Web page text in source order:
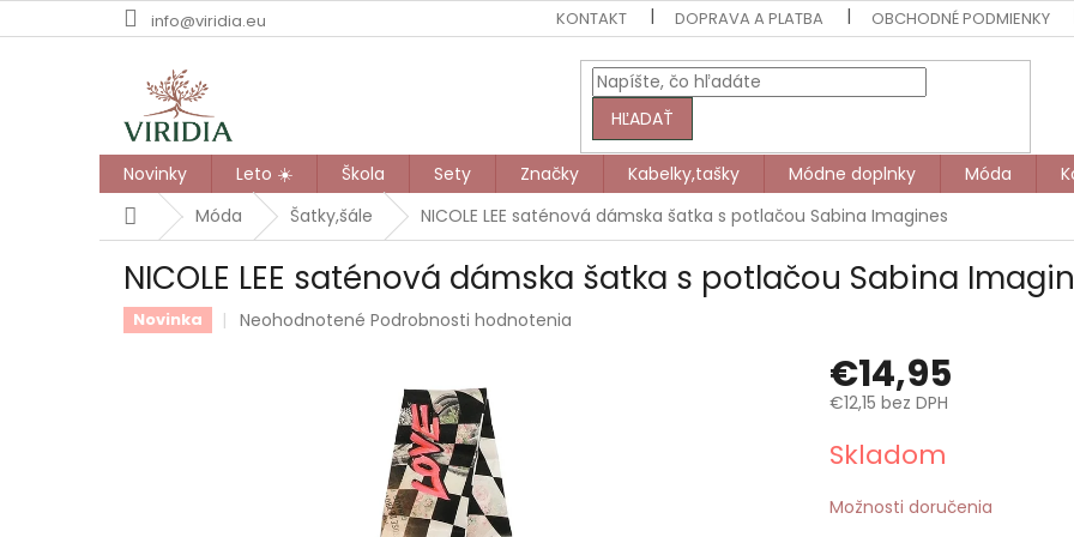
na
info@viridia.eu KONTAKT DOPRAVA A PLATBA OBCHODNÉ PODMIENKY
HĽADAŤ
Novinky Leto ☀️ Škola Sety Značky Kabelky,tašky Módne doplnky Móda
DomovMóda Šatky,šále NICOLE LEE saténová dámska šatka s potlačou Sabina Imagines
NICOLE LEE saténová dámska šatka s potlačou Sabina
Novinka
Priemerné
Neohodnotené Podrobnosti hodnotenia
€14,95
€12,15 bez DPH
cena:
Skladom
Možnosti doručenia